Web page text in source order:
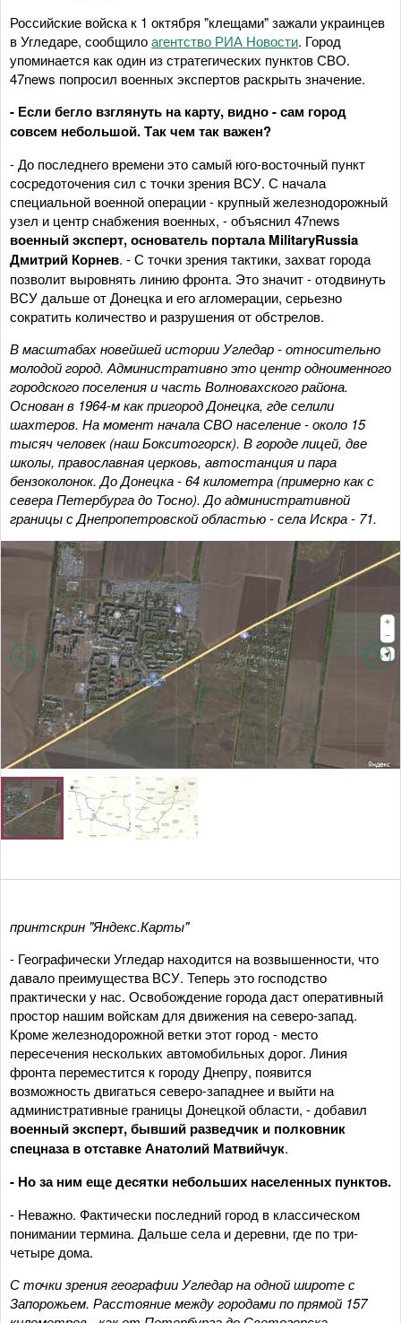
Российские войска к 1 октября "клещами" зажали украинцев
в Угледаре, сообщилоагентство РИА Новости. Город
упоминается как один из стратегических пунктов СВО.
47news попросил военных экспертов раскрыть значение.
- Если бегло взглянуть на карту, видно - сам город
совсем небольшой. Так чем так важен?
- До последнего времени это самый юго-восточный пункт
сосредоточения сил с точки зрения ВСУ. С начала
специальной военной операции - крупный железнодорожный
узел и центр снабжения военных, - объяснил 47news
военный эксперт, основатель портала MilitaryRussia
Дмитрий Корнев. - С точки зрения тактики, захват города
позволит выровнять линию фронта. Это значит - отодвинуть
ВСУ дальше от Донецка и его агломерации, серьезно
сократить количество и разрушения от обстрелов.
В масштабах новейшей истории Угледар - относительно
молодой город. Административно это центр одноименного
городского поселения и часть Волновахского района.
Основан в 1964-м как пригород Донецка, где селили
шахтеров. На момент начала СВО население - около 15
тысяч человек (наш Бокситогорск). В городе лицей, две
школы, православная церковь, автостанция и пара
бензоколонок. До Донецка - 64 километра (примерно как с
севера Петербурга до Тосно). До административной
границы с Днепропетровской областью - села Искра - 71.
принтскрин "Яндекс.Карты"
- Географически Угледар находится на возвышенности, что
давало преимущества ВСУ. Теперь это господство
практически у нас. Освобождение города даст оперативный
простор нашим войскам для движения на северо-запад.
Кроме железнодорожной ветки этот город - место
пересечения нескольких автомобильных дорог. Линия
фронта переместится к городу Днепру, появится
возможность двигаться северо-западнее и выйти на
административные границы Донецкой области, - добавил
военный эксперт, бывший разведчик и полковник
спецназа в отставке Анатолий Матвийчук.
- Но за ним еще десятки небольших населенных пунктов.
- Неважно. Фактически последний город в классическом
понимании термина. Дальше села и деревни, где по три-
четыре дома.
С точки зрения географии Угледар на одной широте с
Запорожьем. Расстояние между городами по прямой 157